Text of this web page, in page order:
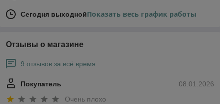
Сегодня выходнойПоказать весь график работы
Отзывы о магазине
9 отзывов за всё время
08.01.2026
Покупатель
Очень плохо